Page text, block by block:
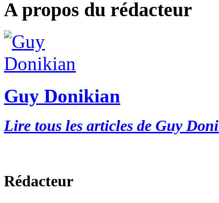
A propos du rédacteur
Guy Donikian
Lire tous les articles de Guy
Rédacteur